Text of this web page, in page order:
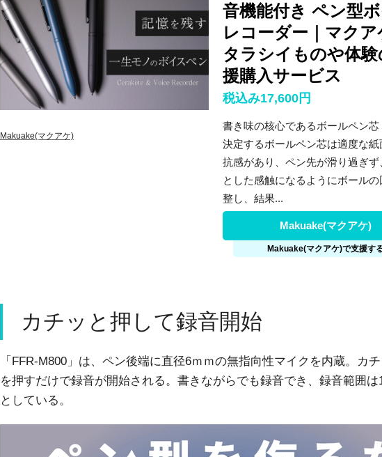
Makuake(マクアケ)
音機能付き ペン型
レコーダー｜マクア
タラシイものや体験
援購入サービス
税込み17,600円
書き味の核心であるボールペン芯
決定するボールペン芯は適度な紙
抗感があり、ペン先が滑り過ぎず
とした感触になるようにボールの
整し、結果...
Makuake(マクアケ)
Makuake(マクアケ)で支援す
カチッと押して録音開始
「FFR-M800」は、ペン後端に直径6ｍｍの無指向性マイクを内蔵。カ
を押すだけで録音が開始される。書きながらでも録音でき、録音範囲は
としている。